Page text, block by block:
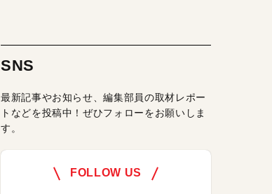
SNS
最新記事やお知らせ、編集部員の取材レポー
トなどを投稿中！ぜひフォローをお願いしま
す。
FOLLOW US